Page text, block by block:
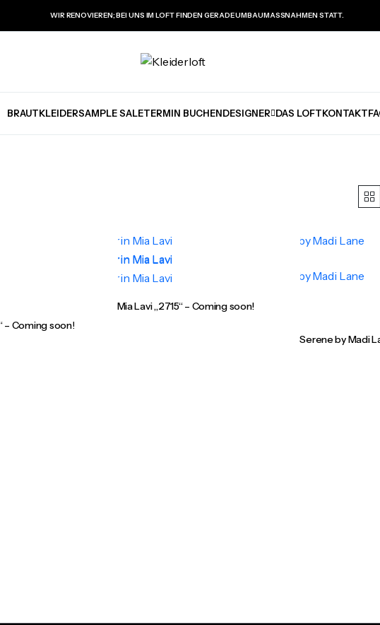
WIR RENOVIEREN; BEI UNS IM LOFT FINDEN GERADE UMBAUMASSNAHMEN STATT.
BRAUTKLEIDERSAMPLE SALETERMIN BUCHENDESIGNER DAS LOFTKONTAKT
– Coming soon!
Mia Lavi „2715“ – Coming soon!
Serene by Madi